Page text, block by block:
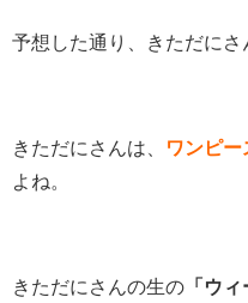
予想した通り、きただにさ
きただにさんは、 ワンピ
よね。
きただにさんの生の 「ウ